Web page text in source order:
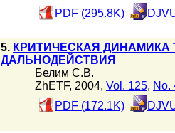
PDF (295.8K)
5. КРИТИЧЕСКАЯ
ДАЛЬНОДЕЙСТВИЯ
Белим С.В.
ZhETF, 2004, Vol. 125, No.
PDF (172.1K)